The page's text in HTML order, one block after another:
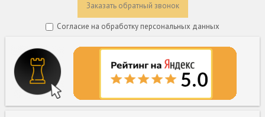
Заказать обратный звонок
Согласие на обработку персональных данных